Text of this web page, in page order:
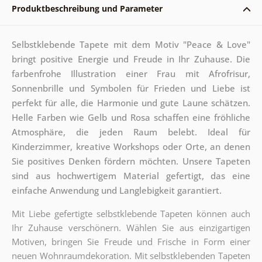
Produktbeschreibung und Parameter
Selbstklebende Tapete mit dem Motiv "Peace & Love"
bringt positive Energie und Freude in Ihr Zuhause. Die
farbenfrohe Illustration einer Frau mit Afrofrisur,
Sonnenbrille und Symbolen für Frieden und Liebe ist
perfekt für alle, die Harmonie und gute Laune schätzen.
Helle Farben wie Gelb und Rosa schaffen eine fröhliche
Atmosphäre, die jeden Raum belebt. Ideal für
Kinderzimmer, kreative Workshops oder Orte, an denen
Sie positives Denken fördern möchten. Unsere Tapeten
sind aus hochwertigem Material gefertigt, das eine
einfache Anwendung und Langlebigkeit garantiert.
Mit Liebe gefertigte selbstklebende Tapeten können auch
Ihr Zuhause verschönern. Wählen Sie aus einzigartigen
Motiven, bringen Sie Freude und Frische in Form einer
neuen Wohnraumdekoration. Mit selbstklebenden Tapeten